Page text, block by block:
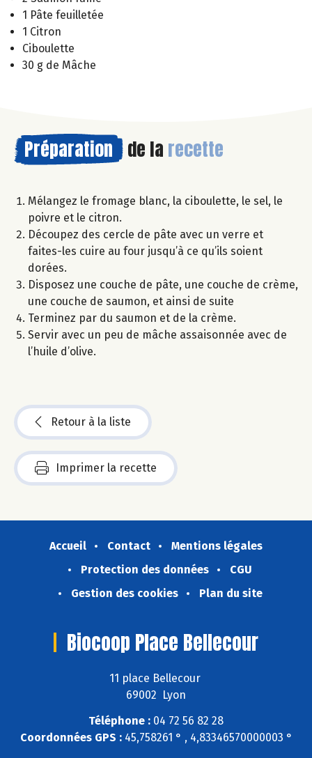
1 Pâte feuilletée
1 Citron
Ciboulette
30 g de Mâche
Préparation de la recette
Mélangez le fromage blanc, la ciboulette, le sel, le
poivre et le citron.
Découpez des cercle de pâte avec un verre et
faites-les cuire au four jusqu’à ce qu’ils soient
dorées.
Disposez une couche de pâte, une couche de crème,
une couche de saumon, et ainsi de suite
Terminez par du saumon et de la crème.
Servir avec un peu de mâche assaisonnée avec de
l’huile d’olive.
Retour à la liste
Imprimer la recette
Accueil Contact
Mentions légales
Protection des données
CGU
Gestion des cookies
Plan du site
Biocoop Place Bellecour
11 place Bellecour
69002 Lyon
Téléphone : 04 72 56 82 28
Coordonnées GPS :45,758261 ° , 4,83346570000003 °